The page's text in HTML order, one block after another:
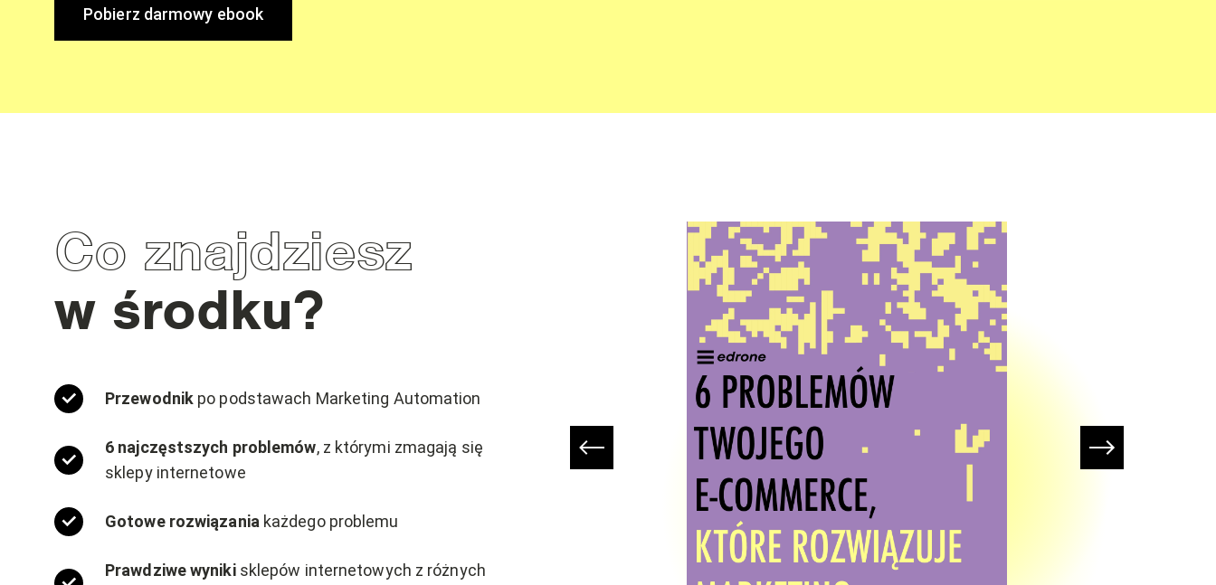
Pobierz darmowy ebook
Co znajdziesz
w środku?
Przewodnik po podstawach Marketing Automation
6 najczęstszych problemów, z którymi zmagają się
sklepy internetowe
Gotowe rozwiązania każdego problemu
Prawdziwe wynikisklepów internetowych z różnych